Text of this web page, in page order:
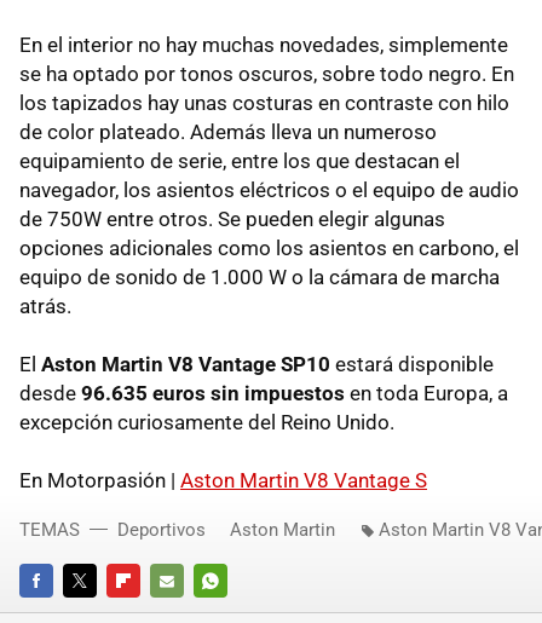
En el interior no hay muchas novedades, simplemente
se ha optado por tonos oscuros, sobre todo negro. En
los tapizados hay unas costuras en contraste con hilo
de color plateado. Además lleva un numeroso
equipamiento de serie, entre los que destacan el
navegador, los asientos eléctricos o el equipo de audio
de 750W entre otros. Se pueden elegir algunas
opciones adicionales como los asientos en carbono, el
equipo de sonido de 1.000 W o la cámara de marcha
atrás.
El Aston Martin V8 Vantage SP10 estará disponible
desde 96.635 euros sin impuestos en toda Europa, a
excepción curiosamente del Reino Unido.
En Motorpasión | Aston Martin V8 Vantage S
FACEBOOKTWITTERFLIPBOARD
E-
WHATSAPP
TEMAS Deportivos Aston Martin Aston Martin V8